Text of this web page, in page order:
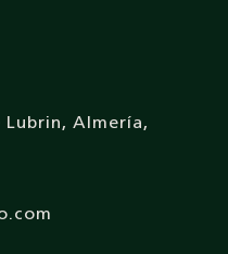
Lubrin, Almería,